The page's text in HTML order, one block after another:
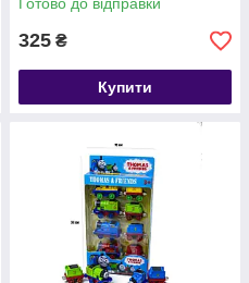
325 ₴
Купити